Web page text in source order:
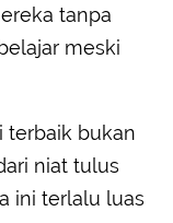
tanpa
meski
terbaik bukan
niat tulus
ini terlalu luas